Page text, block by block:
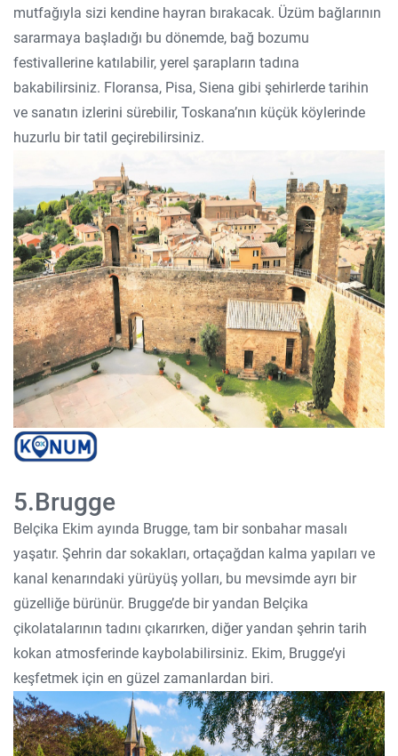
mutfağıyla sizi kendine hayran bırakacak. Üzüm bağlarının
sararmaya başladığı bu dönemde, bağ bozumu
festivallerine katılabilir, yerel şarapların tadına
bakabilirsiniz. Floransa, Pisa, Siena gibi şehirlerde tarihin
ve sanatın izlerini sürebilir, Toskana’nın küçük köylerinde
huzurlu bir tatil geçirebilirsiniz.
5.Brugge
Belçika Ekim ayında Brugge, tam bir sonbahar masalı
yaşatır. Şehrin dar sokakları, ortaçağdan kalma yapıları ve
kanal kenarındaki yürüyüş yolları, bu mevsimde ayrı bir
güzelliğe bürünür. Brugge’de bir yandan Belçika
çikolatalarının tadını çıkarırken, diğer yandan şehrin tarih
kokan atmosferinde kaybolabilirsiniz. Ekim, Brugge’yi
keşfetmek için en güzel zamanlardan biri.